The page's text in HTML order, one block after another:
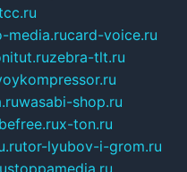
media.rucard-voice.ru
zebra-tlt.ru
wasabi-shop.ru
x-ton.ru
tor-lyubov-i-grom.ru
stoppamedia.ru